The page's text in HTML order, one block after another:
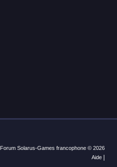
Forum Solarus-Games francophone © 2026
Aide